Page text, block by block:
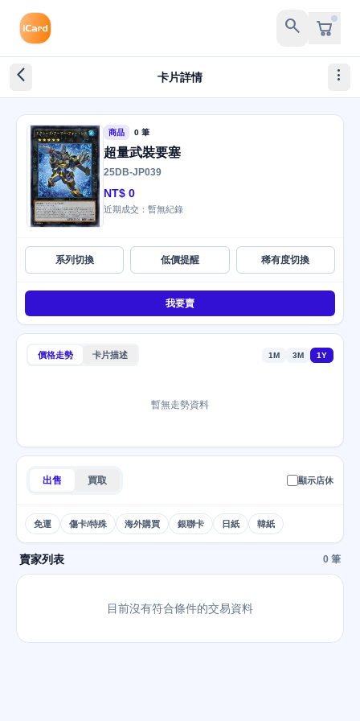
search
arrow_back_ios_new 卡片詳情 more_vert
商品 0 筆
超量武裝要塞
25DB-JP039
NT$ 0
近期成交：暫無紀錄
系列切換 低價提醒 稀有度切換
我要賣
價格走勢 卡片描述 1M 3M 1Y
暫無走勢資料
出售 買取 顯示店休
免運 傷卡/特殊 海外購買 銀聯卡 日紙 韓紙
賣家列表 0 筆
目前沒有符合條件的交易資料